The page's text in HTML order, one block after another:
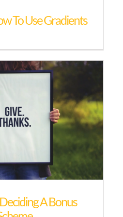
To Use Gradients
A Bonus